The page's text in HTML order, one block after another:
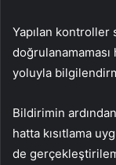
Yapılan
yoluyla
Bildirimin
hatta kısıtlama
de